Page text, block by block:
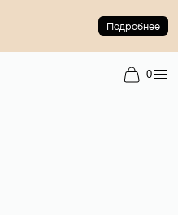
Подробнее
0